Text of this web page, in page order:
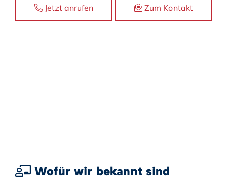
Jetzt anrufen Zum Kontakt
Wofür wir bekannt sind